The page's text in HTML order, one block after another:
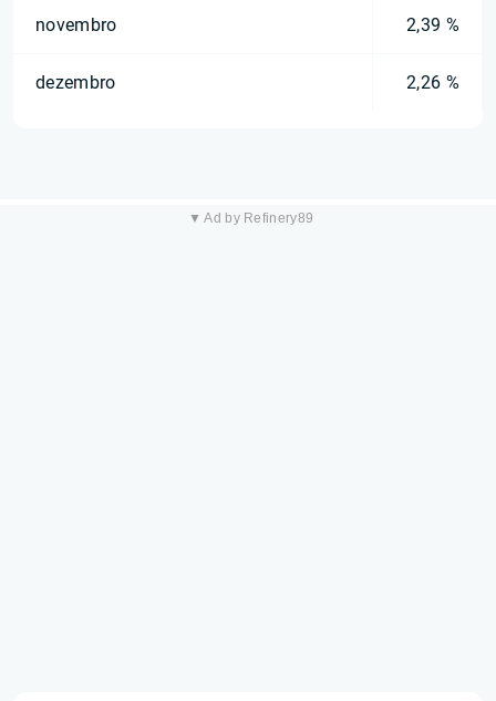
novembro 2,39 %
dezembro 2,26 %
▼ Ad by Refinery89